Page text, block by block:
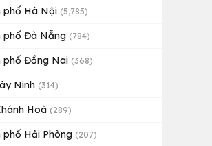
phố Hà Nội (5,785)
phố Đà Nẵng (784)
phố Đồng Nai (368)
Ninh (314)
Hoà (289)
phố Hải Phòng (207)